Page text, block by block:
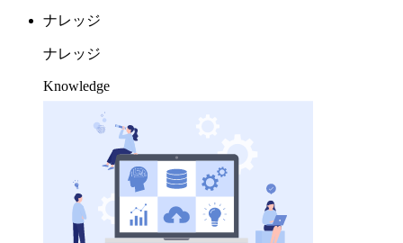
ナレッジ
ナレッジ
Knowledge